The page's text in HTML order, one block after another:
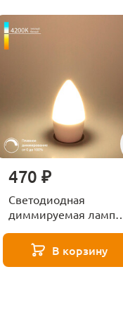
470 ₽
Светодиодная
диммируемая лампа
Elektrostandard
BLE1448
В корзину